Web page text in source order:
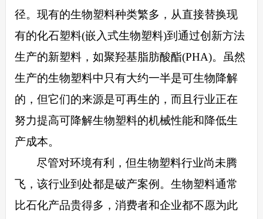
径。现有的生物塑料种类繁多，从直接替换现
有的化石塑料(嵌入式生物塑料)到通过创新方法
生产的新塑料，如聚羟基脂肪酸酯(PHA)。虽然
生产的生物塑料中只有大约一半是可生物降解
的，但它们的来源是可再生的，而且行业正在
努力提高可降解生物塑料的机械性能和降低生
产成本。
尽管对环境有利，但生物塑料行业尚未腾
飞，该行业到处都是破产案例。生物塑料通常
比石化产品贵得多，消费者和企业都不愿为此